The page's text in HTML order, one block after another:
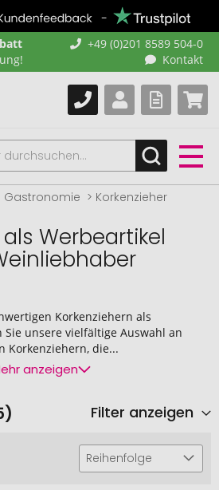
+49 (0)201 8589 504-0
Kontakt
Gastronomie Korkenzieher
Werbeartikel
Korkenziehern als
Sie unsere vielfältige Auswahl an
Korkenziehern, die...
anzeigen
Filter anzeigen
Reihenfolge